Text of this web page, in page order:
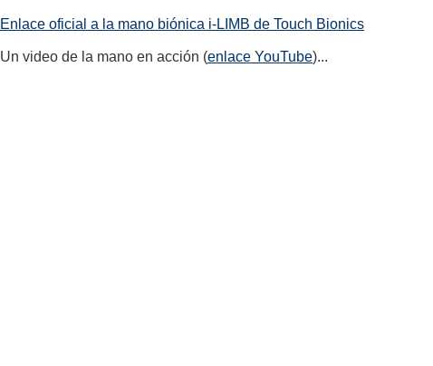
Enlace oficial a la mano biónica i-LIMB de Touch Bionics
Un video de la mano en acción (enlace YouTube)...